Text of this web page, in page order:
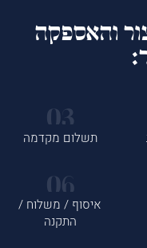
והאספקה
תשלום מקדמה
איסוף / משלוח /
התקנה